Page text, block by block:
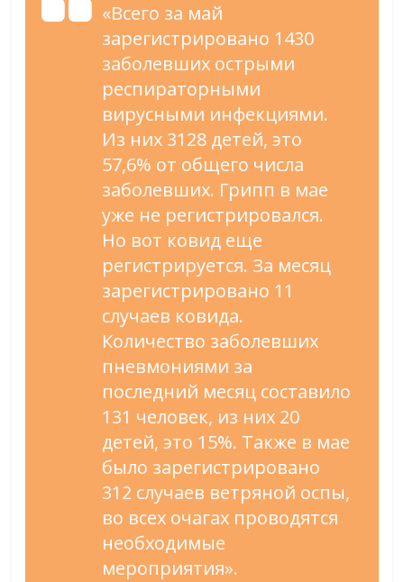
«Всего за май
зарегистрировано 1430
заболевших острыми
респираторными
вирусными инфекциями.
Из них 3128 детей, это
57,6% от общего числа
заболевших. Грипп в мае
уже не регистрировался.
Но вот ковид еще
регистрируется. За месяц
зарегистрировано 11
случаев ковида.
Количество заболевших
пневмониями за
последний месяц составило
131 человек, из них 20
детей, это 15%. Также в мае
было зарегистрировано
312 случаев ветряной оспы,
во всех очагах проводятся
необходимые
мероприятия».